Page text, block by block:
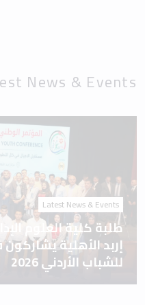
News & Events
Latest News & Events
طلبة كلية العلوم
إربد الأهلية
للشباب الأردني 2026